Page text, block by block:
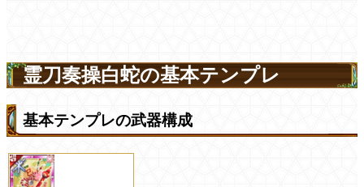
霊刀奏操白蛇の基本テンプレ
基本テンプレの武器構成